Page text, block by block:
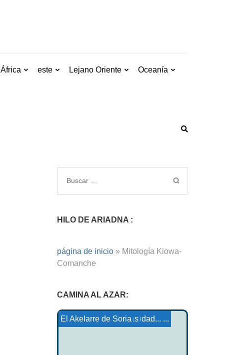
África este Lejano Oriente Oceanía
HILO DE ARIADNA :
página de inicio» Mitología Kiowa-
Comanche
CAMINA AL AZAR:
Choctaw de ardilla negra
Kiowa Tale: Fallecimiento de...
Alevismo
Marie-Morgane y la ciudad...
Tártaro y Heren-Su...
Las tríadas irlandesas
El Akelarre de Soria